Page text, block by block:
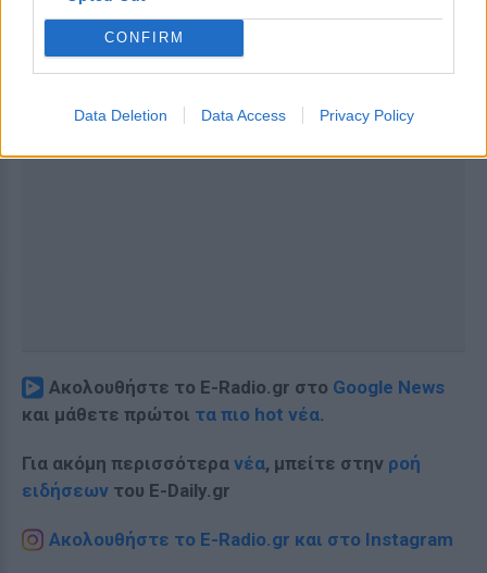
CONFIRM
Data Deletion Data Access Privacy Policy
Ακολουθήστε το E-Radio.gr στο Google News
και μάθετε πρώτοι τα πιο hot νέα.
Για ακόμη περισσότερα νέα, μπείτε στην ροή
ειδήσεων του E-Daily.gr
Ακολουθήστε το E-Radio.gr και στο Instagram